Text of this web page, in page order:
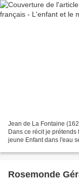
Jean de La Fontaine
Dans ce récit je
jeune Enfant dans l'eau
Rosemonde